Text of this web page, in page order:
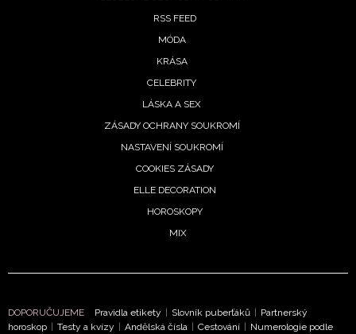
soukromí BurdaMedia Extra s.r.o.
RSS FEED
MÓDA
KRÁSA
CELEBRITY
LÁSKA A SEX
ZÁSADY OCHRANY SOUKROMÍ
NASTAVENÍ SOUKROMÍ
COOKIES ZÁSADY
ELLE DECORATION
HOROSKOPY
MIX
DOPORUČUJEME Pravidla etikety Slovník puberťáků
Partnerský
horoskop
Testy a kvízy Andělská čísla Cestování
Numerologie podle